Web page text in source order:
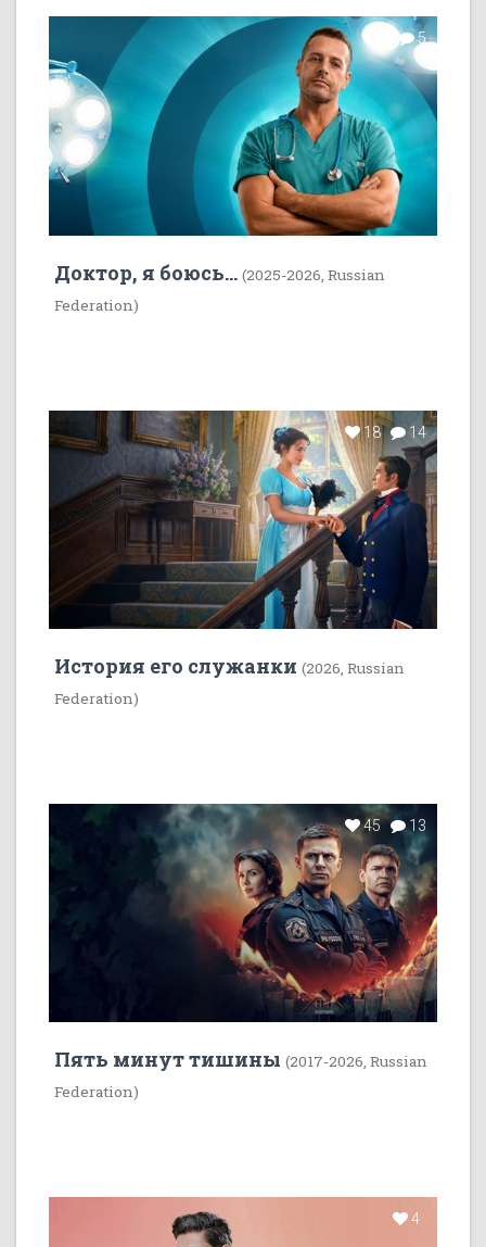
7 5
Доктор, я боюсь... (2025-2026, Russian
Federation)
18 14
История его служанки (2026, Russian
Federation)
45 13
Пять минут тишины (2017-2026, Russian
Federation)
4